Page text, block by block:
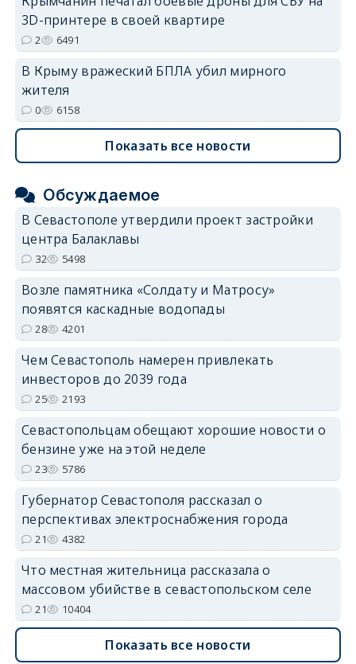
3D-принтере в своей квартире
2 6491
В Крыму вражеский БПЛА убил мирного
жителя
0 6158
Показать все новости
Обсуждаемое
В Севастополе утвердили проект застройки
центра Балаклавы
32 5498
Возле памятника «Солдату и Матросу»
появятся каскадные водопады
28 4201
Чем Севастополь намерен привлекать
инвесторов до 2039 года
25 2193
Севастопольцам обещают хорошие новости о
бензине уже на этой неделе
23 5786
Губернатор Севастополя рассказал о
перспективах электроснабжения города
21 4382
Что местная жительница рассказала о
массовом убийстве в севастопольском селе
21 10404
Показать все новости